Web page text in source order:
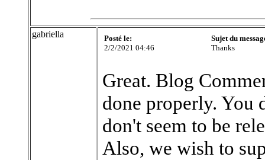
gabriella
Posté le:
2/2/2021 04:46
Sujet du
Thanks
Great. Blog
done properly. You
don't seem to be
Also, we wish to